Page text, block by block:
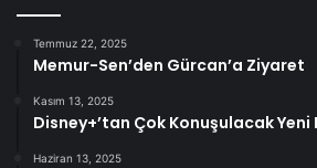
Temmuz 22, 2025
Memur-Sen’den Gürcan’a Ziyaret
Kasım 13, 2025
Disney+’tan Çok Konuşulacak Yeni
Haziran 13, 2025